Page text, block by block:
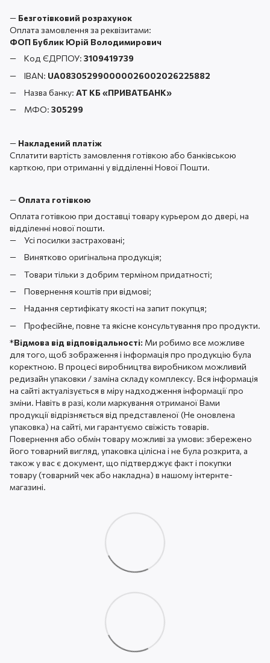
— Безготівковий розрахунок
Оплата замовлення за реквізитами:
ФОП Бублик Юрій Володимирович
Код ЄДРПОУ: 3109419739
IBAN: UA083052990000026002026225882
Назва банку: АТ КБ «ПРИВАТБАНК»
МФО: 305299
— Накладений платіж
Сплатити вартість замовлення готівкою або банківською
карткою, при отриманні у відділенні Нової Пошти.
— Оплата готівкою
Оплата готівкою при доставці товару курьером до двері, на
відділенні нової пошти.
Усі посилки застраховані;
Винятково оригінальна продукція;
Товари тільки з добрим терміном придатності;
Повернення коштів при відмові;
Надання сертифікату якості на запит покупця;
Професійне, повне та якісне консультування про продукти.
*Відмова від відповідальності: Ми робимо все можливе
для того, щоб зображення і інформація про продукцію була
коректною. В процесі виробництва виробником можливий
редизайн упаковки / заміна складу комплексу. Вся інформація
на сайті актуалізується в міру надходження інформації про
зміни. Навіть в разі, коли маркування отриманої Вами
продукції відрізняється від представленої (Не оновлена ​​
упаковка) на сайті, ми гарантуємо свіжість товарів.
Повернення або обмін товару можливі за умови: збережено
його товарний вигляд, упаковка цілісна і не була розкрита, а
також у вас є документ, що підтверджує факт і покупки
товару (товарний чек або накладна) в нашому інтернте-
магазині.